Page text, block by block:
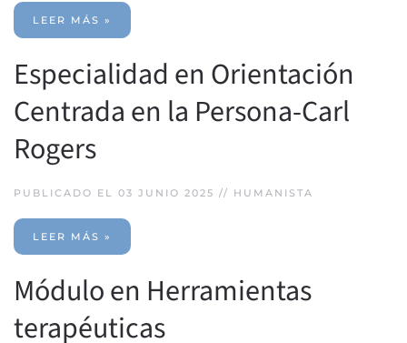
LEER MÁS »
Especialidad en Orientación
Centrada en la Persona-Carl
Rogers
PUBLICADO EL 03 JUNIO 2025 // HUMANISTA
LEER MÁS »
Módulo en Herramientas
terapéuticas